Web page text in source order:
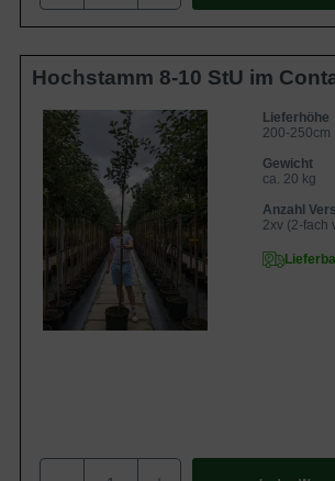
Hochstamm 8-10 StU im
Lieferhöhe
200-250cm
Gewicht
ca. 20 kg
Anzahl
2xv (2-fach